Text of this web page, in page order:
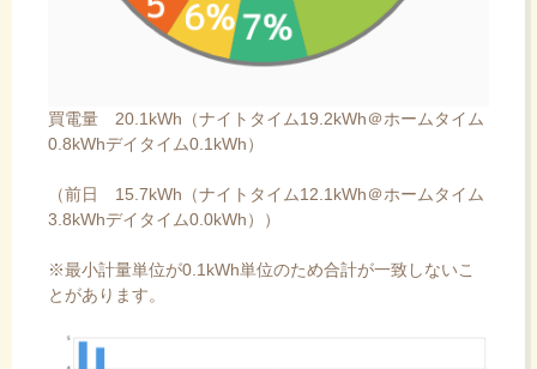
買電量 20.1kWh（ナイトタイム19.2kWh＠ホームタイム
0.8kWhデイタイム0.1kWh）
（前日 15.7kWh（ナイトタイム12.1kWh＠ホームタイム
3.8kWhデイタイム0.0kWh））
※最小計量単位が0.1kWh単位のため合計が一致しないこ
とがあります。